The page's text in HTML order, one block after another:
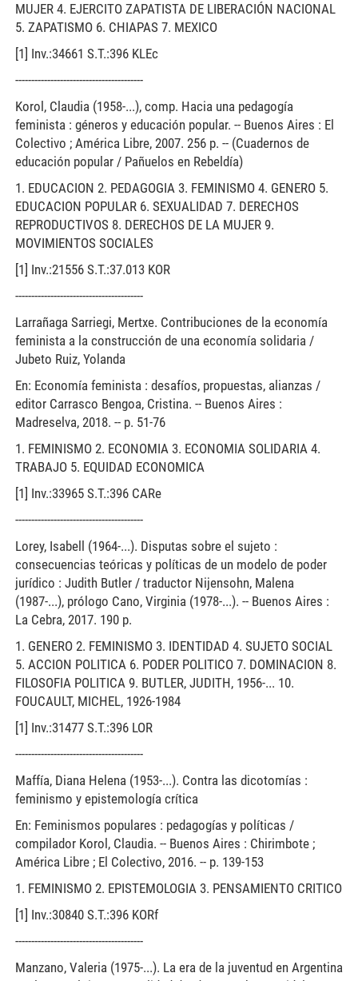
MUJER 4. EJERCITO ZAPATISTA DE LIBERACIÓN NACIONAL
5. ZAPATISMO 6. CHIAPAS 7. MEXICO
[1] Inv.:34661 S.T.:396 KLEc
----------------------------------------
Korol, Claudia (1958-...), comp. Hacia una pedagogía
feminista : géneros y educación popular. -- Buenos Aires : El
Colectivo ; América Libre, 2007. 256 p. -- (Cuadernos de
educación popular / Pañuelos en Rebeldía)
1. EDUCACION 2. PEDAGOGIA 3. FEMINISMO 4. GENERO 5.
EDUCACION POPULAR 6. SEXUALIDAD 7. DERECHOS
REPRODUCTIVOS 8. DERECHOS DE LA MUJER 9.
MOVIMIENTOS SOCIALES
[1] Inv.:21556 S.T.:37.013 KOR
----------------------------------------
Larrañaga Sarriegi, Mertxe. Contribuciones de la economía
feminista a la construcción de una economía solidaria /
Jubeto Ruiz, Yolanda
En: Economía feminista : desafíos, propuestas, alianzas /
editor Carrasco Bengoa, Cristina. -- Buenos Aires :
Madreselva, 2018. -- p. 51-76
1. FEMINISMO 2. ECONOMIA 3. ECONOMIA SOLIDARIA 4.
TRABAJO 5. EQUIDAD ECONOMICA
[1] Inv.:33965 S.T.:396 CARe
----------------------------------------
Lorey, Isabell (1964-...). Disputas sobre el sujeto :
consecuencias teóricas y políticas de un modelo de poder
jurídico : Judith Butler / traductor Nijensohn, Malena
(1987-...), prólogo Cano, Virginia (1978-...). -- Buenos Aires :
La Cebra, 2017. 190 p.
1. GENERO 2. FEMINISMO 3. IDENTIDAD 4. SUJETO SOCIAL
5. ACCION POLITICA 6. PODER POLITICO 7. DOMINACION 8.
FILOSOFIA POLITICA 9. BUTLER, JUDITH, 1956-... 10.
FOUCAULT, MICHEL, 1926-1984
[1] Inv.:31477 S.T.:396 LOR
----------------------------------------
Maffía, Diana Helena (1953-...). Contra las dicotomías :
feminismo y epistemología crítica
En: Feminismos populares : pedagogías y políticas /
compilador Korol, Claudia. -- Buenos Aires : Chirimbote ;
América Libre ; El Colectivo, 2016. -- p. 139-153
1. FEMINISMO 2. EPISTEMOLOGIA 3. PENSAMIENTO CRITICO
[1] Inv.:30840 S.T.:396 KORf
----------------------------------------
Manzano, Valeria (1975-...). La era de la juventud en Argentina